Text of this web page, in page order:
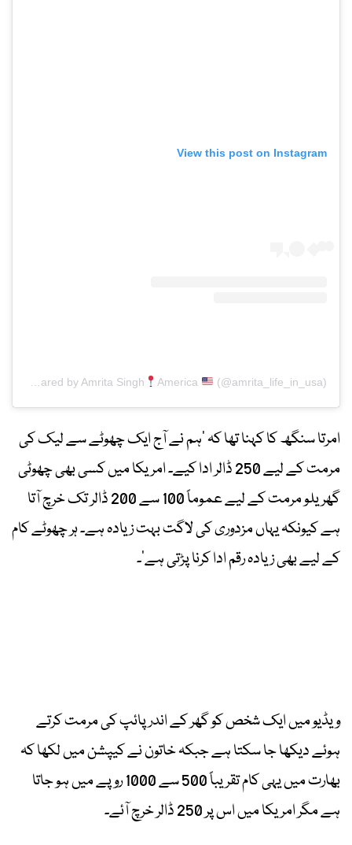
View this post on Instagram
America (@amrita_life_in_usa)
امرتا سنگھ کا کہنا تھا کہ ’ہم نے آج ایک چھوٹے سے لیک کی
مرمت کے لیے 250 ڈالر ادا کیے۔ امریکا میں کسی بھی چھوٹی
گھریلو مرمت کے لیے عموماً 100 سے 200 ڈالر تک خرچ آتا
ہے کیونکہ یہاں مزدوری کی لاگت بہت زیادہ ہے۔ ہر چھوٹے کام
کے لیے بھی زیادہ رقم ادا کرنا پڑتی ہے‘۔
ویڈیو میں ایک شخص کو گھر کے اندر پائپ کی مرمت کرتے
ہوئے دیکھا جا سکتا ہے جبکہ خاتون نے کیپشن میں لکھا کہ
بھارت میں یہی کام تقریباً 500 سے 1000 روپے میں ہو جاتا
ہے مگر امریکا میں اس پر 250 ڈالر خرچ آئے۔